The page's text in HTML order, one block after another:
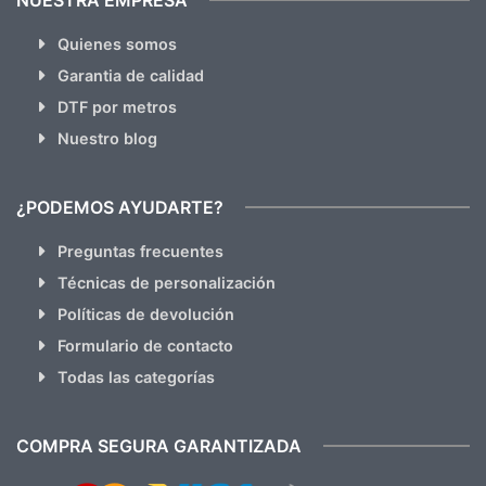
Quienes somos
Garantia de calidad
DTF por metros
Nuestro blog
¿PODEMOS AYUDARTE?
Preguntas frecuentes
Técnicas de personalización
Políticas de devolución
Formulario de contacto
Todas las categorías
COMPRA SEGURA GARANTIZADA